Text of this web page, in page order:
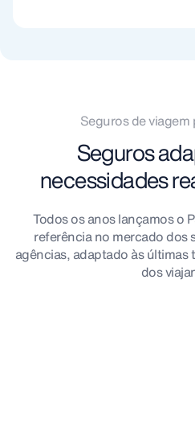
Seguros de
Seguros
necessidades
Todos os anos lançamos o
referência no mercado dos
agências, adaptado às últimas
dos